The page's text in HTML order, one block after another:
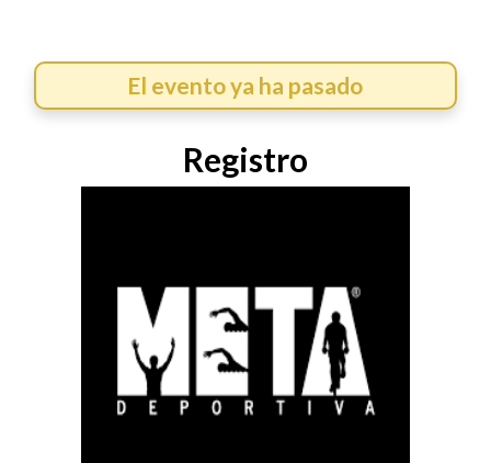
El evento ya ha pasado
Registro